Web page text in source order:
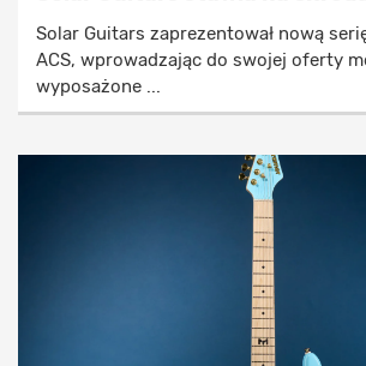
Solar Guitars zaprezentował nową
ACS, wprowadzając do swojej oferty
wyposażone ...